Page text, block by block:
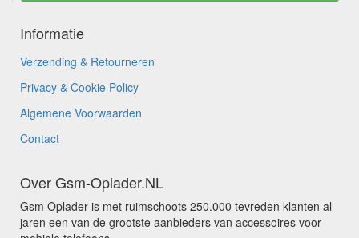
Informatie
Verzending & Retourneren
Privacy & Cookie Policy
Algemene Voorwaarden
Contact
Over Gsm-Oplader.NL
Gsm Oplader is met ruimschoots 250.000 tevreden klanten al
jaren een van de grootste aanbieders van accessoires voor